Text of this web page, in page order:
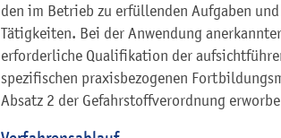
den im Betrieb zu erfüllenden Aufgaben
Tätigkeiten. Bei der Anwendung
erforderliche Qualifikation der
spezifischen praxisbezogenen
Absatz 2 der Gefahrstoffverordnung